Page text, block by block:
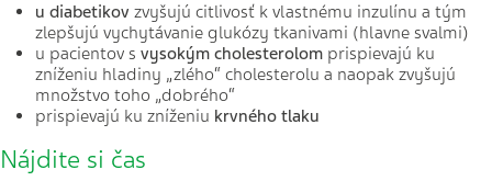
u diabetikov zvyšujú citlivosť k vlastnému inzulínu a tým
zlepšujú vychytávanie glukózy tkanivami (hlavne svalmi)
u pacientov s vysokým cholesterolom prispievajú ku
zníženiu hladiny „zlého“ cholesterolu a naopak zvyšujú
množstvo toho „dobrého“
prispievajú ku zníženiu krvného tlaku
Nájdite si čas